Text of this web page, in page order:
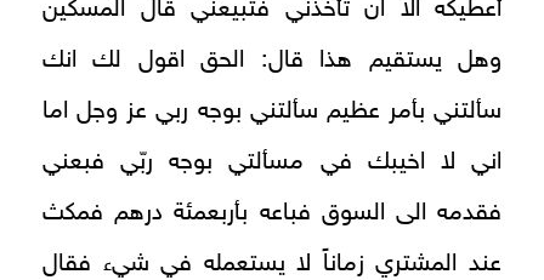
أعطيكه الا ان تأخذني فتبيعني قال المسكين
وهل يستقيم هذا قال: الحق اقول لك انك
سألتني بأمر عظيم سألتني بوجه ربي عز وجل اما
اني لا اخيبك في مسألتي بوجه ربّي فبعني
فقدمه الى السوق فباعه بأربعمئة درهم فمكث
عند المشتري زماناً لا يستعمله في شيء فقال